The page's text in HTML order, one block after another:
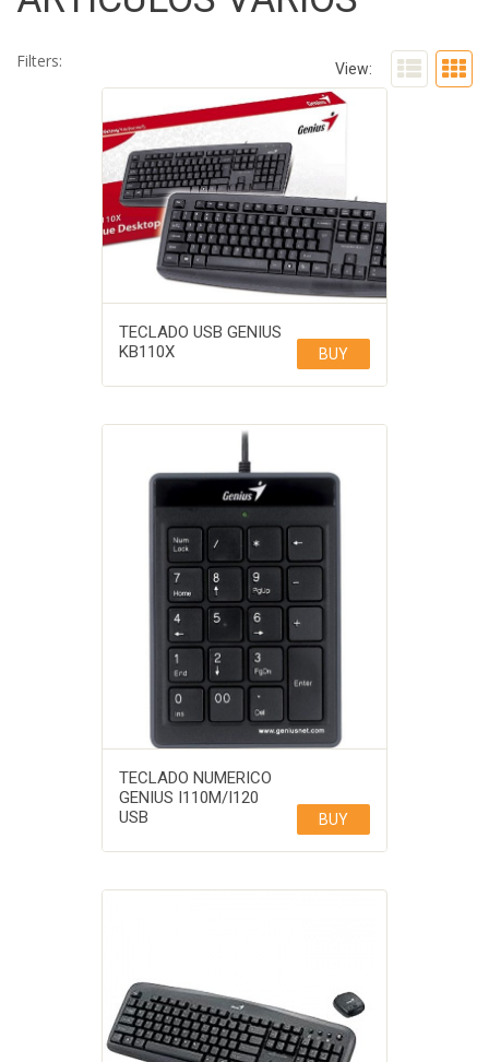
View:
Filters:
TECLADO USB GENIUS
KB110X
BUY
TECLADO NUMERICO
GENIUS I110M/I120
USB
BUY